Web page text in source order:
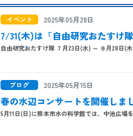
イベント 2025年05月28日
7/31(木)は「自由研究おたすけ
自由研究おたすけ隊 ７月23日(水) ～ ８月28日(
ブログ 2025年05月15日
春の水辺コンサートを開催しま
5月11日(日)に熊本市水の科学館では、中池広場